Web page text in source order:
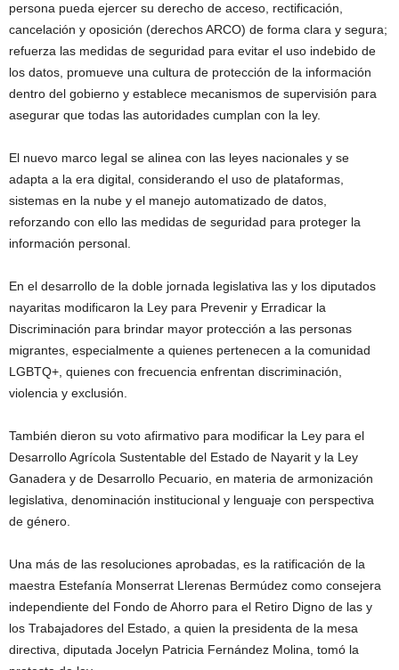
persona pueda ejercer su derecho de acceso, rectificación,
cancelación y oposición (derechos ARCO) de forma clara y segura;
refuerza las medidas de seguridad para evitar el uso indebido de
los datos, promueve una cultura de protección de la información
dentro del gobierno y establece mecanismos de supervisión para
asegurar que todas las autoridades cumplan con la ley.
El nuevo marco legal se alinea con las leyes nacionales y se
adapta a la era digital, considerando el uso de plataformas,
sistemas en la nube y el manejo automatizado de datos,
reforzando con ello las medidas de seguridad para proteger la
información personal.
En el desarrollo de la doble jornada legislativa las y los diputados
nayaritas modificaron la Ley para Prevenir y Erradicar la
Discriminación para brindar mayor protección a las personas
migrantes, especialmente a quienes pertenecen a la comunidad
LGBTQ+, quienes con frecuencia enfrentan discriminación,
violencia y exclusión.
También dieron su voto afirmativo para modificar la Ley para el
Desarrollo Agrícola Sustentable del Estado de Nayarit y la Ley
Ganadera y de Desarrollo Pecuario, en materia de armonización
legislativa, denominación institucional y lenguaje con perspectiva
de género.
Una más de las resoluciones aprobadas, es la ratificación de la
maestra Estefanía Monserrat Llerenas Bermúdez como consejera
independiente del Fondo de Ahorro para el Retiro Digno de las y
los Trabajadores del Estado, a quien la presidenta de la mesa
directiva, diputada Jocelyn Patricia Fernández Molina, tomó la